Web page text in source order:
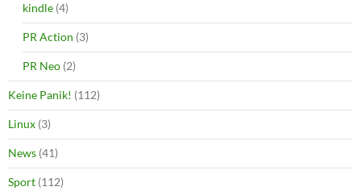
kindle (4)
PR Action (3)
PR Neo (2)
Keine Panik! (112)
Linux (3)
News (41)
Sport (112)